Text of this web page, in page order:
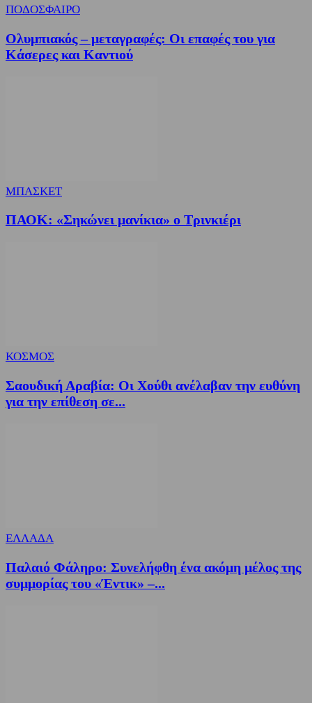
ΠΟΔΟΣΦΑΙΡΟ
Ολυμπιακός – μεταγραφές: Οι επαφές του για
Κάσερες και Καντιού
ΜΠΑΣΚΕΤ
ΠΑΟΚ: «Σηκώνει μανίκια» ο Τρινκιέρι
ΚΟΣΜΟΣ
Σαουδική Αραβία: Οι Χούθι ανέλαβαν την ευθύνη
για την επίθεση σε...
ΕΛΛΑΔΑ
Παλαιό Φάληρο: Συνελήφθη ένα ακόμη μέλος της
συμμορίας του «Έντικ» –...